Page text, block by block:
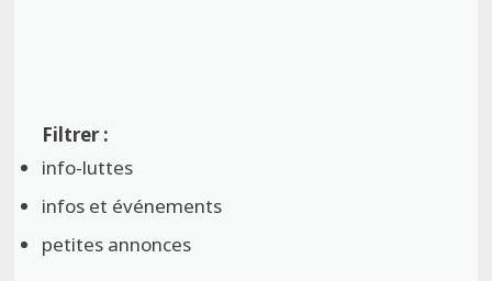
info-luttes
infos et événements
petites annonces